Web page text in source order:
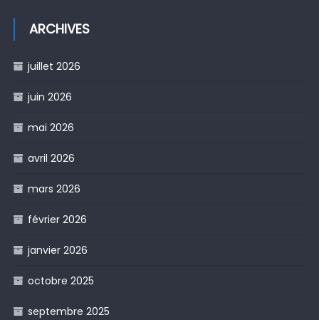
ARCHIVES
juillet 2026
juin 2026
mai 2026
avril 2026
mars 2026
février 2026
janvier 2026
octobre 2025
septembre 2025